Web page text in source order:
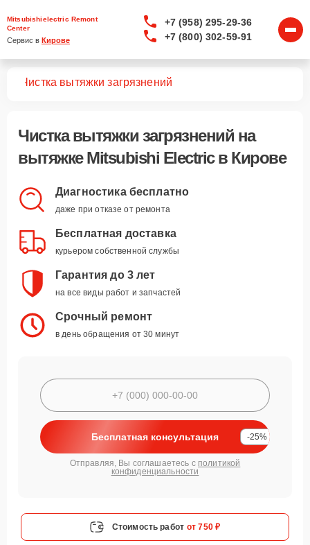
Mitsubishielectric Remont
Center
Сервис в Кирове
+7 (958) 295-29-36
+7 (800) 302-59-91
Чистка вытяжки загрязнений
Чистка вытяжки загрязнений на
вытяжке Mitsubishi Electric в Кирове
Диагностика бесплатно
даже при отказе от ремонта
Бесплатная доставка
курьером собственной службы
Гарантия до 3 лет
на все виды работ и запчастей
Срочный ремонт
в день обращения от 30 минут
Бесплатная консультация -25%
Отправляя, Вы соглашаетесь с политикой
конфиденциальности
Стоимость работ от 750 ₽